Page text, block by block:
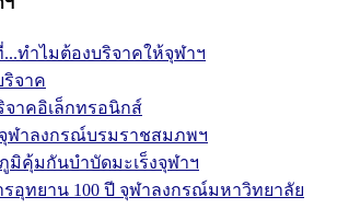
...ทำไมต้องบริจาคให้จุฬาฯ
ริจาค
จาคอิเล็กทรอนิกส์
ฬาลงกรณ์บรมราชสมภพฯ
มิคุ้มกันบำบัดมะเร็งจุฬาฯ
รอุทยาน 100 ปี จุฬาลงกรณ์มหาวิทยาลัย